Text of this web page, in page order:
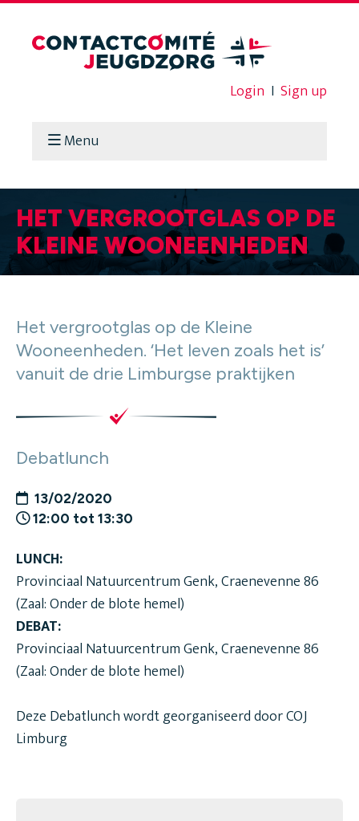
Login I Sign up
Menu
HET VERGROOTGLAS OP DE
KLEINE WOONEENHEDEN
Het vergrootglas op de Kleine
Wooneenheden. ‘Het leven zoals het is’
vanuit de drie Limburgse praktijken
Debatlunch
13/02/2020
12:00 tot 13:30
LUNCH:
Provinciaal Natuurcentrum Genk, Craenevenne 86
(Zaal: Onder de blote hemel)
DEBAT:
Provinciaal Natuurcentrum Genk, Craenevenne 86
(Zaal: Onder de blote hemel)
Deze Debatlunch wordt georganiseerd door COJ
Limburg